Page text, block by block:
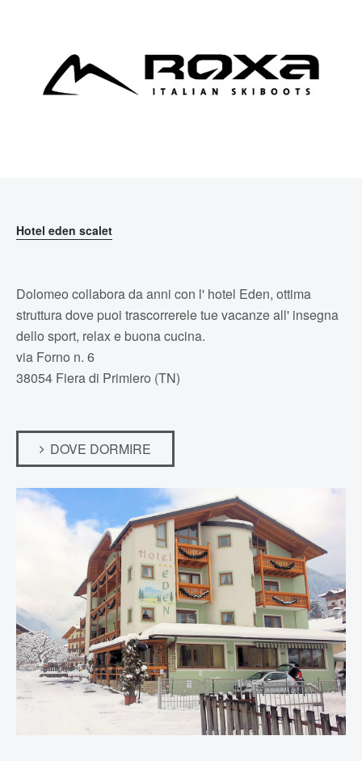
Hotel eden scalet
Dolomeo collabora da anni con l' hotel Eden, ottima
struttura dove puoi trascorrerele tue vacanze all' insegna
dello sport, relax e buona cucina.
via Forno n. 6
38054 Fiera di Primiero (TN)
DOVE DORMIRE